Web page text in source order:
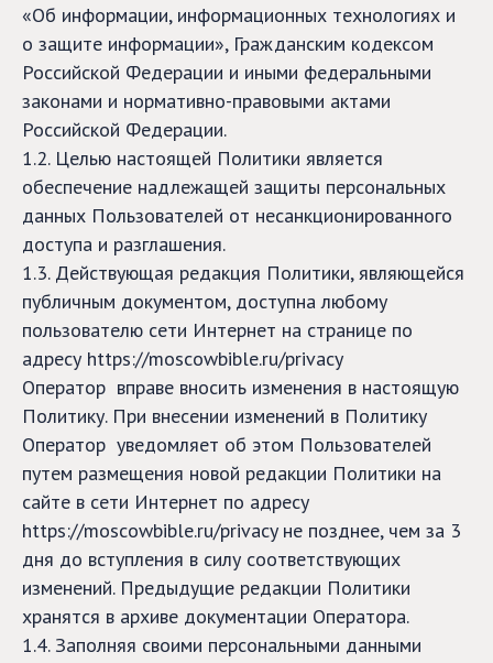
«Об информации, информационных технологиях и
о защите информации», Гражданским кодексом
Российской Федерации и иными федеральными
законами и нормативно-правовыми актами
Российской Федерации.
1.2. Целью настоящей Политики является
обеспечение надлежащей защиты персональных
данных Пользователей от несанкционированного
доступа и разглашения.
1.3. Действующая редакция Политики, являющейся
публичным документом, доступна любому
пользователю сети Интернет на странице по
адресу https://moscowbible.ru/privacy
Оператор вправе вносить изменения в настоящую
Политику. При внесении изменений в Политику
Оператор уведомляет об этом Пользователей
путем размещения новой редакции Политики на
сайте в сети Интернет по адресу
https://moscowbible.ru/privacy не позднее, чем за 3
дня до вступления в силу соответствующих
изменений. Предыдущие редакции Политики
хранятся в архиве документации Оператора.
1.4. Заполняя своими персональными данными